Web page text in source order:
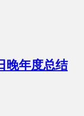
晚年度总结